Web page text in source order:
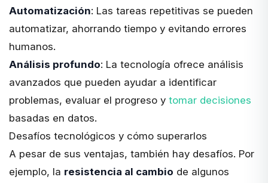
Automatización: Las tareas repetitivas se pueden
automatizar, ahorrando tiempo y evitando errores
humanos.
Análisis profundo: La tecnología ofrece análisis
avanzados que pueden ayudar a identificar
problemas, evaluar el progreso y tomar decisiones
basadas en datos.
Desafíos tecnológicos y cómo superarlos
A pesar de sus ventajas, también hay desafíos. Por
ejemplo, la resistencia al cambio de algunos